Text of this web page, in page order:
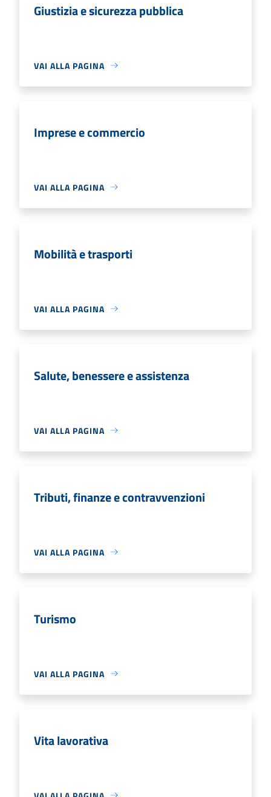
Giustizia e sicurezza pubblica
VAI ALLA PAGINA
Imprese e commercio
VAI ALLA PAGINA
Mobilità e trasporti
VAI ALLA PAGINA
Salute, benessere e assistenza
VAI ALLA PAGINA
Tributi, finanze e contravvenzioni
VAI ALLA PAGINA
Turismo
VAI ALLA PAGINA
Vita lavorativa